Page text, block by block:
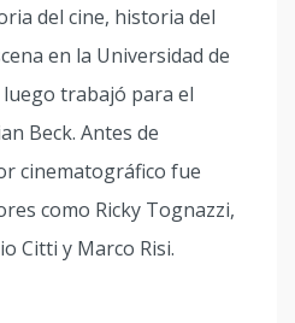
del cine, historia del
en la Universidad de
luego trabajó para el
Beck. Antes de
cinematográfico fue
como Ricky Tognazzi,
Citti y Marco Risi.